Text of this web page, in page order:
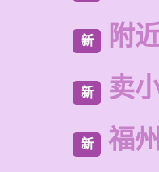
新 附
新 卖
新 福